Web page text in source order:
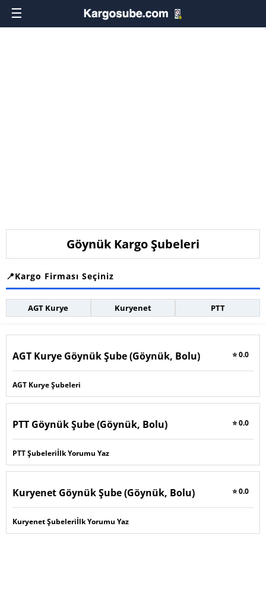
☰
Göynük Kargo Şubeleri
Kargo Firması Seçiniz
AGT Kurye Kuryenet PTT
AGT Kurye Göynük Şube (Göynük, Bolu) ⭐ 0.0
AGT Kurye Şubeleri
PTT Göynük Şube (Göynük, Bolu) ⭐ 0.0
PTT Şubeleriİlk Yorumu Yaz
Kuryenet Göynük Şube (Göynük, Bolu) ⭐ 0.0
Kuryenet Şubeleriİlk Yorumu Yaz